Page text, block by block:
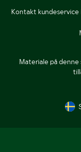
Kontakt kundeservice
Materiale på